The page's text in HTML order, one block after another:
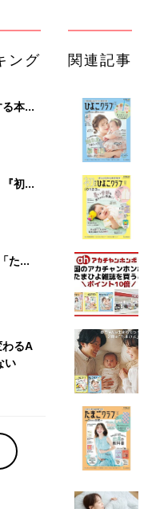
ング
本
2才
初め
特
たま
わるA
い
関連記事